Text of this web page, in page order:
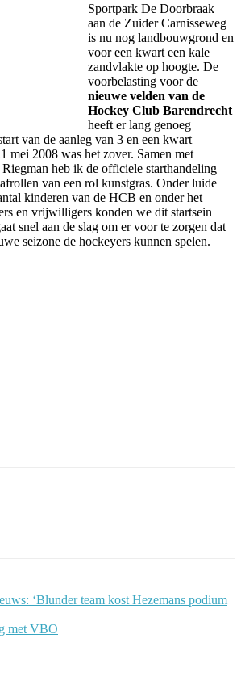
Sportpark De Doorbraak
aan de Zuider Carnisseweg
is nu nog landbouwgrond en
voor een kwart een kale
zandvlakte op hoogte. De
voorbelasting voor de
nieuwe velden van de
Hockey Club Barendrecht
heeft er lang genoeg
van de aanleg van 3 en een kwart
mei 2008 was het zover. Samen met
heb ik de officiele starthandeling
van een rol kunstgras. Onder luide
kinderen van de HCB en onder het
en vrijwilligers konden we dit startsein
snel aan de slag om er voor te zorgen dat
seizone de hockeyers kunnen spelen.
‘Blunder team kost Hezemans podium
met VBO